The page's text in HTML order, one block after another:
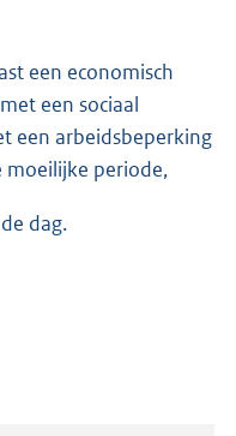
een economisch
een sociaal
een arbeidsbeperking
moeilijke periode,
dag.